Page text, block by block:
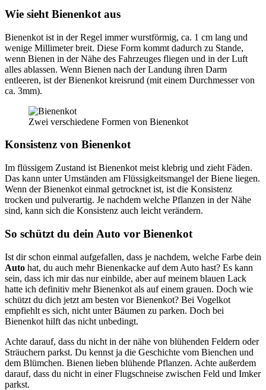
Wie sieht Bienenkot aus
Bienenkot ist in der Regel immer wurstförmig, ca. 1 cm lang und
wenige Millimeter breit. Diese Form kommt dadurch zu Stande,
wenn Bienen in der Nähe des Fahrzeuges fliegen und in der Luft
alles ablassen. Wenn Bienen nach der Landung ihren Darm
entleeren, ist der Bienenkot kreisrund (mit einem Durchmesser von
ca. 3mm).
Zwei verschiedene Formen von Bienenkot
Konsistenz von Bienenkot
Im flüssigem Zustand ist Bienenkot meist klebrig und zieht Fäden.
Das kann unter Umständen am Flüssigkeitsmangel der Biene liegen.
Wenn der Bienenkot einmal getrocknet ist, ist die Konsistenz
trocken und pulverartig. Je nachdem welche Pflanzen in der Nähe
sind, kann sich die Konsistenz auch leicht verändern.
So schützt du dein Auto vor Bienenkot
Ist dir schon einmal aufgefallen, dass je nachdem, welche Farbe dein
Auto hat, du auch mehr Bienenkacke auf dem Auto hast? Es kann
sein, dass ich mir das nur einbilde, aber auf meinem blauen Lack
hatte ich definitiv mehr Bienenkot als auf einem grauen. Doch wie
schützt du dich jetzt am besten vor Bienenkot? Bei Vogelkot
empfiehlt es sich, nicht unter Bäumen zu parken. Doch bei
Bienenkot hilft das nicht unbedingt.
Achte darauf, dass du nicht in der nähe von blühenden Feldern oder
Sträuchern parkst. Du kennst ja die Geschichte vom Bienchen und
dem Blümchen. Bienen lieben blühende Pflanzen. Achte außerdem
darauf, dass du nicht in einer Flugschneise zwischen Feld und Imker
parkst.